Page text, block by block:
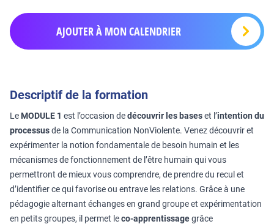
AJOUTER À MON CALENDRIER
Descriptif de la formation
Le MODULE 1 est l’occasion dedécouvrir les baseset l’intention du
processusde la Communication NonViolente. Venez découvrir et
expérimenter la notion fondamentale de besoin humain et les
mécanismes de fonctionnement de l’être humain qui vous
permettront de mieux vous comprendre, de prendre du recul et
d’identifier ce qui favorise ou entrave les relations. Grâce à une
pédagogie alternant échanges en grand groupe et expérimentation
en petits groupes, il permet leco-apprentissagegrâce